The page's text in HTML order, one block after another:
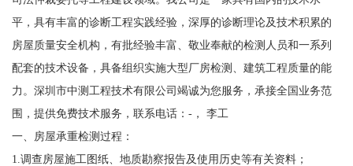
平，具有丰富的诊断工程实践经验，深厚的诊断理论及技术积累的
房屋质量安全机构，有批经验丰富、敬业奉献的检测人员和一系列
配套的技术设备，具备组织实施大型厂房检测、建筑工程质量的能
力。深圳市中测工程技术有限公司竭诚为您服务，承接全国业务范
围，提供免费技术服务，联系电话：-， 李工
一、房屋承重检测过程：
1.调查房屋施工图纸、地质勘察报告及使用历史等有关资料；